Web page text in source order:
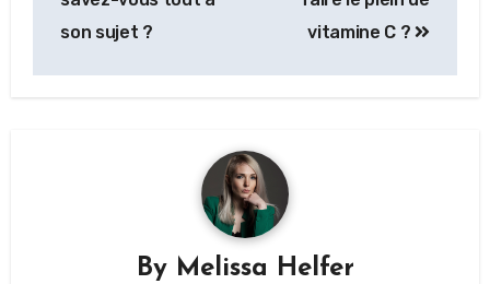
son sujet ?
vitamine C ?
By Melissa Helfer